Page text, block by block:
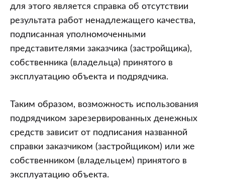
для этого является справка об отсутствии
результата работ ненадлежащего качества,
подписанная уполномоченными
представителями заказчика (застройщика),
собственника (владельца) принятого в
эксплуатацию объекта и подрядчика.
Таким образом, возможность использования
подрядчиком зарезервированных денежных
средств зависит от подписания названной
справки заказчиком (застройщиком) или же
собственником (владельцем) принятого в
эксплуатацию объекта.